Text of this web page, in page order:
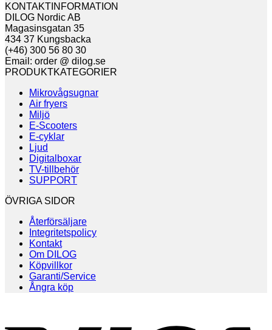
KONTAKTINFORMATION
DILOG Nordic AB
Magasinsgatan 35
434 37 Kungsbacka
(+46) 300 56 80 30
Email: order @ dilog.se
PRODUKTKATEGORIER
Mikrovågsugnar
Air fryers
Miljö
E-Scooters
E-cyklar
Ljud
Digitalboxar
TV-tillbehör
SUPPORT
ÖVRIGA SIDOR
Återförsäljare
Integritetspolicy
Kontakt
Om DILOG
Köpvillkor
Garanti/Service
Ångra köp